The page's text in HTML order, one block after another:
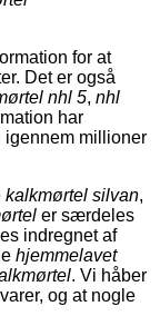
for at
Det er også
nhl 5, nhl
har
igennem millioner
kalkmørtel silvan,
er særdeles
indregnet af
hjemmelavet
. Vi håber
og at nogle